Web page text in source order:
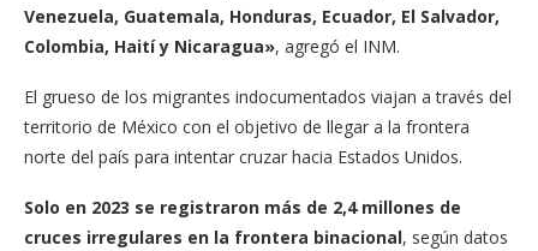
Venezuela, Guatemala, Honduras, Ecuador, El Salvador,
Colombia, Haití y Nicaragua», agregó el INM.
El grueso de los migrantes indocumentados viajan a través del
territorio de México con el objetivo de llegar a la frontera
norte del país para intentar cruzar hacia Estados Unidos.
Solo en 2023 se registraron más de 2,4 millones de
cruces irregulares en la frontera binacional, según datos